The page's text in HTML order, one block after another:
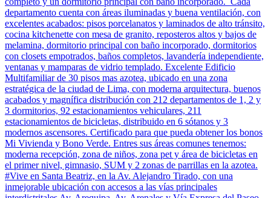
departamento cuenta con áreas iluminadas y buena ventilación, con
excelentes acabados: pisos porcelanatos y laminados de alto tránsito,
cocina kitchenette con mesa de granito, reposteros altos y bajos de
melamina, dormitorio principal con baño incorporado, dormitorios
con closets empotrados, baños completos, lavandería independiente,
ventanas y mamparas de vidrio templado. Excelente Edificio
Multifamiliar de 30 pisos mas azotea, ubicado en una zona
estratégica de la ciudad de Lima, con moderna arquitectura, buenos
acabados y magnífica distribución con 212 departamentos de 1, 2 y
3 dormitorios, 92 estacionamientos vehiculares, 211
estacionamientos de bicicletas, distribuido en 6 sótanos y 3
modernos ascensores. Certificado para que pueda obtener los bonos
Mi Vivienda y Bono Verde. Entres sus áreas comunes tenemos:
moderna recepción, zona de niños, zona pet y área de bicicletas en
el primer nivel, gimnasio, SUM y 2 zonas de parrillas en la azotea.
#Vive en Santa Beatriz, en la Av. Alejandro Tirado, con una
inmejorable ubicación con accesos a las vías principales